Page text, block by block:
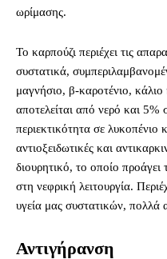
ωρίμασης.
Το καρπούζι περιέχει τις
συστατικά,
μαγνήσιο, β-καροτένιο, κάλιο
αποτελείται από νερό και 5%
περιεκτικότητα σε λυκοπένιο
αντιοξειδωτικές και
διουρητικό, το οποίο
στη νεφρική λειτουργία.
υγεία μας συστατικών, πολλά
Αντιγήρανση